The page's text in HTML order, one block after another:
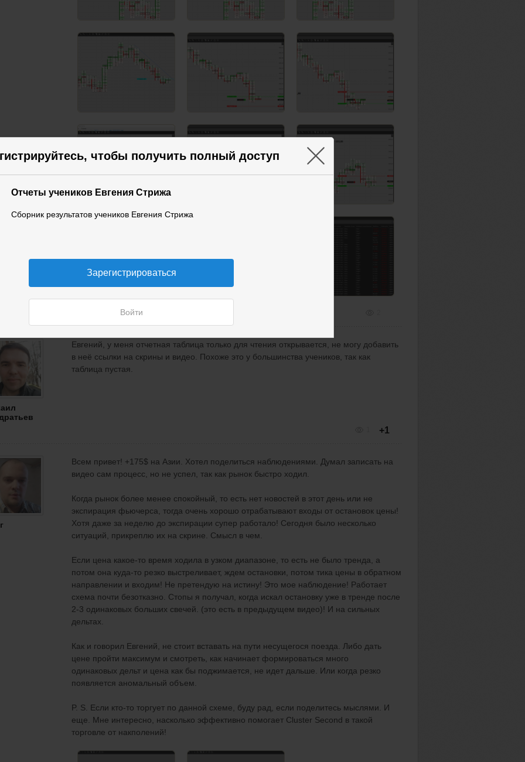
чтобы получить полный доступ
Отчеты учеников Евгения Стрижа
Сборник результатов учеников Евгения Стрижа
Зарегистрироваться
Войти
×
Евгений, у меня отчетная таблица только для чтения открывается, не могу добавить
в неё ссылки на скрины и видео. Похоже это у большинства учеников, так как
таблица пустая.
+1
Всем привет! +175$ на Азии. Хотел поделиться наблюдениями. Думал записать на
видео сам процесс, но не успел, так как рынок быстро ходил.
Когда рынок более менее спокойный, то есть нет новостей в этот день или не
экспирация фьючерса, тогда очень хорошо отрабатывают входы от остановок цены!
Хотя даже за неделю до экспирации супер работало! Сегодня было несколько
ситуаций, прикреплю их на скрине. Смысл в чем.
Если цена какое-то время ходила в узком диапазоне, то есть не было тренда, а
потом она куда-то резко выстреливает, ждем остановки, потом тика цены в обратном
направлении и входим! Не претендую на истину! Это мое наблюдение! Работает
схема почти безотказно. Стопы я получал, когда искал остановку уже в тренде после
2-3 одинаковых больших свечей. (это есть в предыдущем видео)! И на сильных
дельтах.
Как и говорил Евгений, не стоит вставать на пути несущегося поезда. Либо дать
цене пройти максимум и смотреть, как начинает формироваться много
одинаковых дельт и цена как бы поджимается, не идет дальше. Или когда резко
появляется аномальный объем.
P. S. Если кто-то торгует по данной схеме, буду рад, если поделитесь мыслями. И
еще. Мне интересно, насколько эффективно помогает Cluster Second в такой
торговле от накполений!